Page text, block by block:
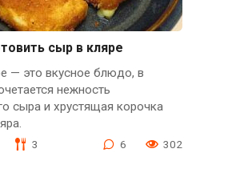
сыр в кляре
— это вкусное блюдо, в
нежность
сыра и хрустящая корочка
3 6 302